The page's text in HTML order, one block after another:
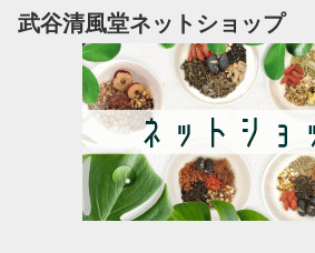
武谷清風堂ネットショップ